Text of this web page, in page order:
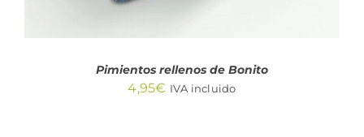
Pimientos rellenos de Bonito
4,95€ IVA incluido